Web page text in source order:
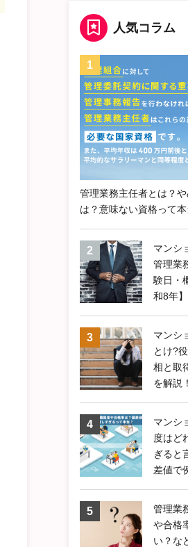
人気コラム
管理業務主任者とは？
は？意味ない資格って本
マンシ
管理業
験日・
和8年】
マンシ
とけ?
相と取
を解説！
マンシ
度はど
ぎると
差値で
管理業
や合格
い？な